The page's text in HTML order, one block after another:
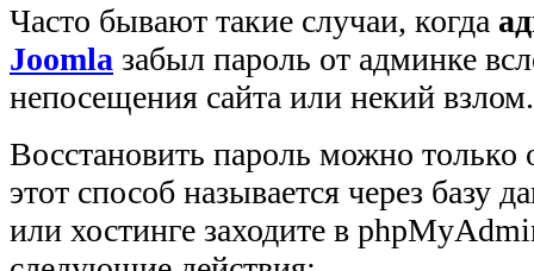
Часто бывают такие случаи, когда
Joomla забыл пароль от админке
непосещения сайта или некий взлом.
Восстановить пароль можно
этот способ называется через базу
или хостинге заходите в